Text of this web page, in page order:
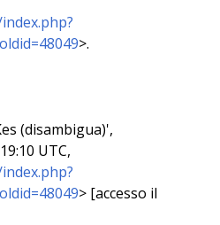
>.
(disambigua)',
UTC,
> [accesso il